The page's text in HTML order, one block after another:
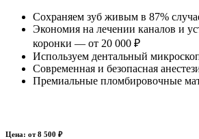
Сохраняем зуб живым в 87%
Экономия на лечении каналов и
коронки — от 20 000 ₽
Используем дентальный
Современная и безопасная
Премиальные пломбировочные
Цена: от 8 500 ₽